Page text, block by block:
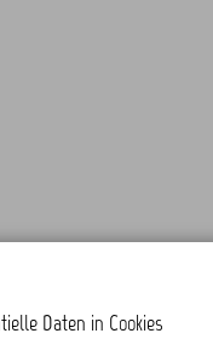
Daten in Cookies